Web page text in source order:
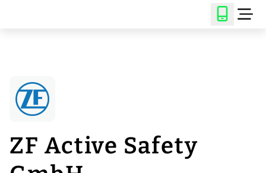
ZF Active Safety